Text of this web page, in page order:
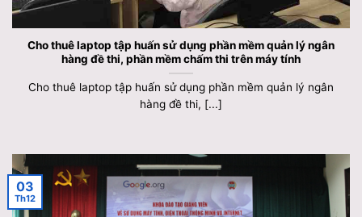
Cho thuê laptop tập huấn sử dụng phần mềm quản lý ngân
hàng đề thi, phần mềm chấm thi trên máy tính
Cho thuê laptop tập huấn sử dụng phần mềm quản lý ngân
hàng đề thi, [...]
03
Th12